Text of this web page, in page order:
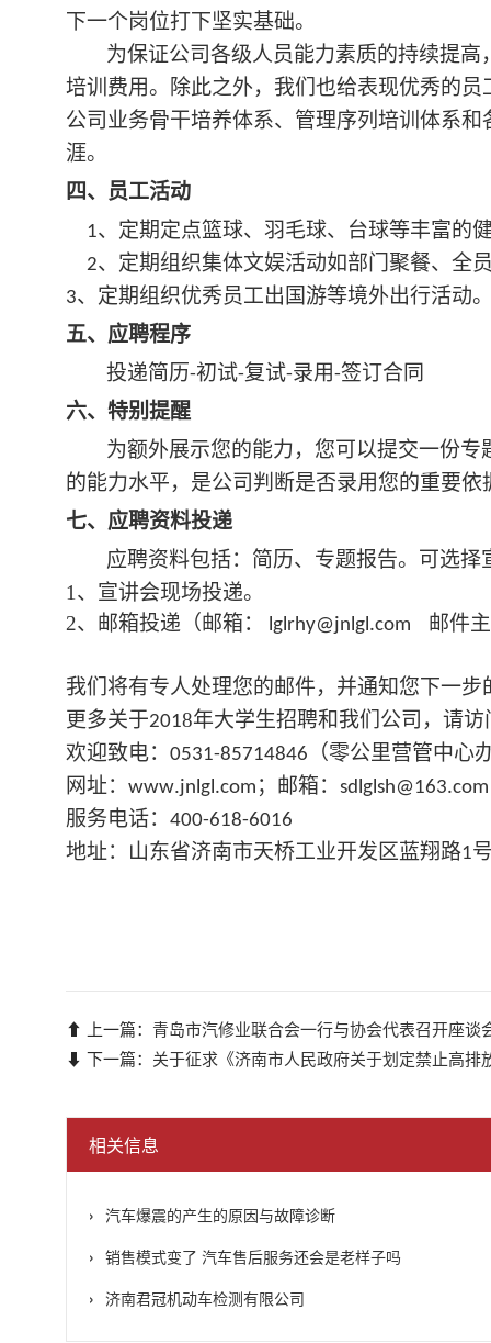
下一个岗位打下坚实基础。
为保证公司各级人员能力素质的持续提
培训费用。除此之外，我们也给表现优秀的
公司业务骨干培养体系、管理序列培训体系
涯。
四、员工活动
1、定期定点篮球、羽毛球、台球等丰富的
2、定期组织集体文娱活动如部门聚餐、全
3、定期组织优秀员工出国游等境外出行活动
五、应聘程序
投递简历-初试-复试-录用-签订合同
六、特别提醒
为额外展示您的能力，您可以提交一份
的能力水平，是公司判断是否录用您的重要依
七、 应聘资料投递
应聘资料包括：简历、专题报告。可选择
1、 宣讲会现场投递。
2、邮箱投递（邮箱： lglrhy@jnlgl.com 邮件
我们将有专人处理您的邮件，并通知您下一步
更多关于2018年大学生招聘和我们公司，请访
欢迎致电： 0531-85714846
（零公里营管中心
网址： www.jnlgl.com ；邮箱：
服务电话： 400-618-6016
地址：山东省济南市天桥工业开发区蓝翔路1
⬆ 上一篇： 青岛市汽修业联合会一行与协会代表召开座谈
⬇ 下一篇： 关于征求《济南市人民政府关于划定禁止高
相关信息
汽车爆震的产生的原因与故障诊断
销售模式变了 汽车售后服务还会是老样子吗
济南君冠机动车检测有限公司